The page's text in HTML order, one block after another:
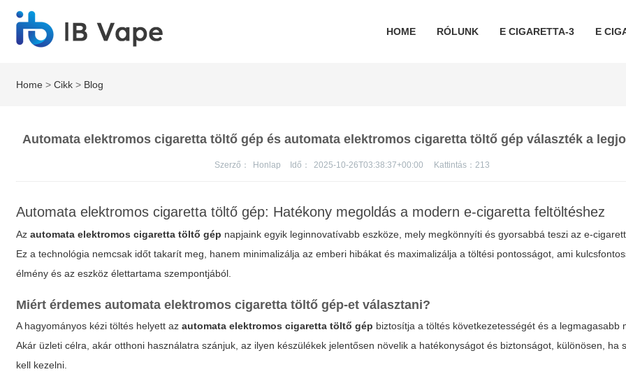
HOME RÓLUNK E CIGARETTA-3 E
Home >Cikk > Blog
Automata elektromos cigaretta töltő gép és automata elektromos cigaretta töltő gép választék a
Szerző： Honlap Idő： 2025-10-26T03:38:37+00:00 Kattintás：213
Automata elektromos cigaretta töltő gép: Hatékony megoldás a modern e-cigaretta feltöltéshez
Azautomata elektromos cigaretta töltő gép napjaink egyik leginnovatívabb eszköze, mely megkönnyíti és gyorsabbá teszi az e-
Ez a technológia nemcsak időt takarít meg, hanem minimalizálja az emberi hibákat és maximalizálja a töltési pontosságot, ami
élmény és az eszköz élettartama szempontjából.
Miért érdemesautomata elektromos cigaretta töltő gép-et választani?
A hagyományos kézi töltés helyett azautomata elektromos cigaretta töltő gép biztosítja a töltés következetességét és a legmagasabb
Akár üzleti célra, akár otthoni használatra szánjuk, az ilyen készülékek jelentősen növelik a hatékonyságot és biztonságot, különösen, ha
kell kezelni.